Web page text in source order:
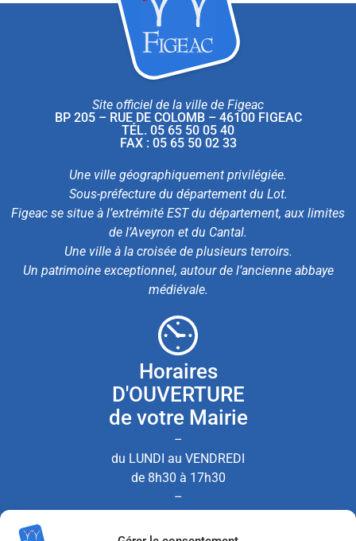
Site officiel de la ville de Figeac
BP 205 – RUE DE COLOMB – 46100 FIGEAC
TÉL. 05 65 50 05 40
FAX : 05 65 50 02 33
Une ville géographiquement privilégiée.
Sous-préfecture du département du Lot.
Figeac se situe à l’extrémité EST du département, aux limites
de l’Aveyron et du Cantal.
Une ville à la croisée de plusieurs terroirs.
Un patrimoine exceptionnel, autour de l’ancienne abbaye
médiévale.
Horaires
D'OUVERTURE
de votre Mairie
–
du LUNDI au VENDREDI
de 8h30 à 17h30
–